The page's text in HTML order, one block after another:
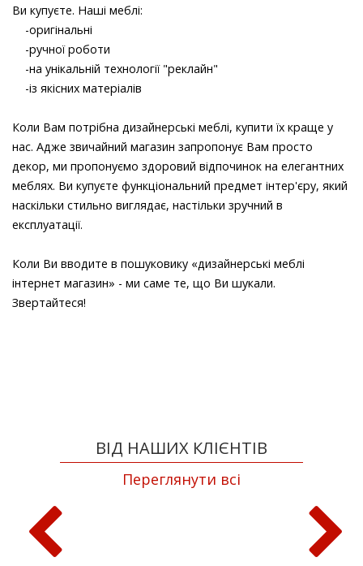
Ви купуєте. Наші меблі:
-оригінальні
-ручної роботи
-на унікальній технології "реклайн"
-із якісних матеріалів
Коли Вам потрібна дизайнерські меблі, купити їх краще у
нас. Адже звичайний магазин запропонує Вам просто
декор, ми пропонуємо здоровий відпочинок на елегантних
меблях. Ви купуєте функціональний предмет інтер'єру, який
наскільки стильно виглядає, настільки зручний в
експлуатації.
Коли Ви вводите в пошуковику «дизайнерські меблі
інтернет магазин» - ми саме те, що Ви шукали.
Звертайтеся!
ВІД НАШИХ КЛІЄНТІВ
Переглянути всі